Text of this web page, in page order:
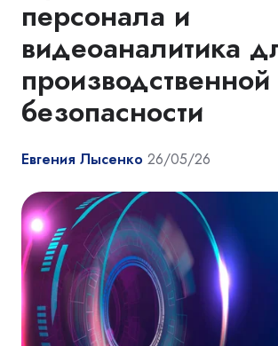
персонала и
видеоаналитика
производственной
безопасности
Евгения Лысенко 26/05/26